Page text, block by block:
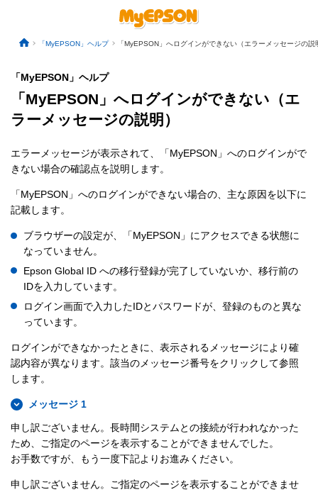
「MyEPSON」ヘルプ 「MyEPSON」へログインができない（エラーメッセージの説
「MyEPSON」ヘルプ
「MyEPSON」へログインができない（エ
ラーメッセージの説明）
エラーメッセージが表示されて、「MyEPSON」へのログインがで
きない場合の確認点を説明します。
「MyEPSON」へのログインができない場合の、主な原因を以下に
記載します。
ブラウザーの設定が、「MyEPSON」にアクセスできる状態に
なっていません。
Epson Global ID への移行登録が完了していないか、移行前の
IDを入力しています。
ログイン画面で入力したIDとパスワードが、登録のものと異な
っています。
ログインができなかったときに、表示されるメッセージにより確
認内容が異なります。該当のメッセージ番号をクリックして参照
します。
メッセージ 1
申し訳ございません。長時間システムとの接続が行われなかった
ため、ご指定のページを表示することができませんでした。
お手数ですが、もう一度下記よりお進みください。
申し訳ございません。ご指定のページを表示することができませ